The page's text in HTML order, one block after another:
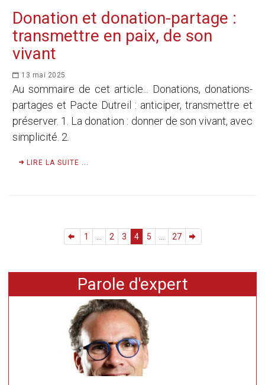
Donation et donation-partage :
transmettre en paix, de son
vivant
13 mai 2025
Au sommaire de cet article... Donations, donations-
partages et Pacte Dutreil : anticiper, transmettre et
préserver. 1. La donation : donner de son vivant, avec
simplicité. 2.
LIRE LA SUITE ...
1 2 3 4 5 27
Parole d'expert